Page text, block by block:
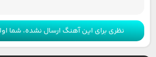
نظری برای این آهنگ ارسال نشده، شما